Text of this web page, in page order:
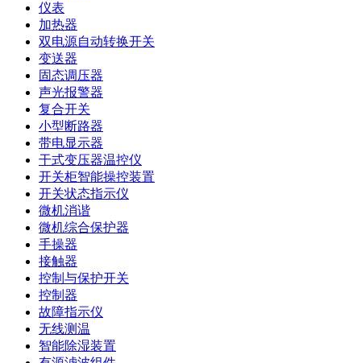
仪表
加热器
双电源自动转换开关
变送器
固态调压器
声光报警器
复合开关
小型断路器
带电显示器
干式变压器温控仪
开关柜智能操控装置
开关状态指示仪
微机消谐
微机综合保护器
手操器
接触器
控制与保护开关
控制器
故障指示仪
无线测温
智能除湿装置